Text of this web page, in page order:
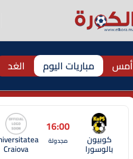
أمس مباريات اليوم الغد
كوبيون
بالوسورا
16:00
مجدولة
Craiova